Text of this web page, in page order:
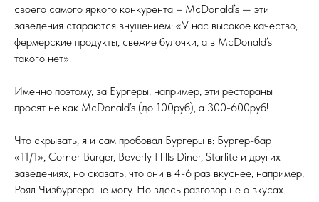
своего самого яркого конкурента – McDonald’s — эти
заведения стараются внушением: «У нас высокое качество,
фермерские продукты, свежие булочки, а в McDonald’s
такого нет».
Именно поэтому, за Бургеры, например, эти рестораны
просят не как McDonald’s (до 100руб), а 300-600руб!
Что скрывать, я и сам пробовал Бургеры в: Бургер-бар
«11/1», Corner Burger, Beverly Hills Diner, Starlite и других
заведениях, но сказать, что они в 4-6 раз вкуснее, например,
Роял Чизбургера не могу. Но здесь разговор не о вкусах.